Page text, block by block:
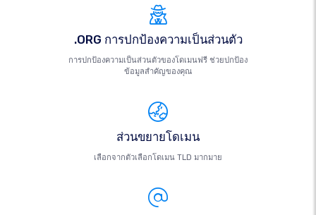
.ORG การปกป้องความเป็นส่วนตัว
การปกป้องความเป็นส่วนตัวของโดเมนฟรี ช่วยปกป้อง
ข้อมูลสำคัญของคุณ
ส่วนขยายโดเมน
เลือกจากตัวเลือกโดเมน TLD มากมาย